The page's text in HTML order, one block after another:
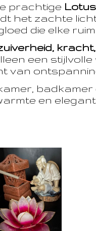
prachtige
het zachte
die elke
een stijlvolle
van
badkamer
en